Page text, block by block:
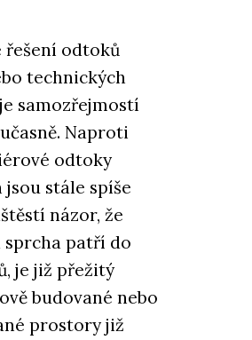
řešení odtoků
technických
samozřejmostí
Naproti
odtoky
stále spíše
názor, že
sprcha patří do
je již přežitý
budované nebo
prostory již